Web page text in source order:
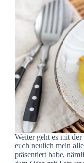
Weiter geht es mit
euch neulich mein
präsentiert habe,